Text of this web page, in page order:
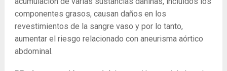
componentes grasos, causan daños en los
revestimientos de la sangre vaso y por lo tanto,
aumentar el riesgo relacionado con aneurisma aórtico
abdominal.